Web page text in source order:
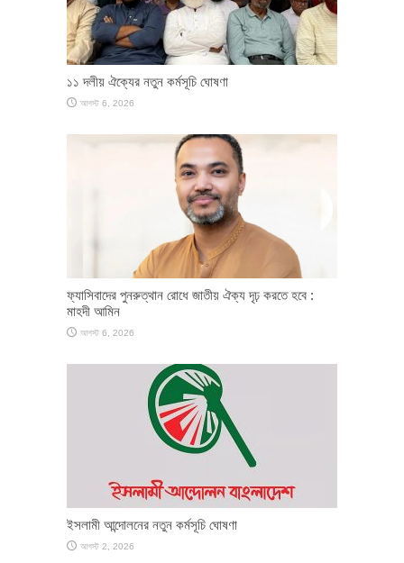
১১ দলীয় ঐক্যের নতুন কর্মসূচি ঘোষণা
আগস্ট 6, 2026
ফ্যাসিবাদের পুনরুত্থান রোধে জাতীয় ঐক্য দৃঢ় করতে হবে :
মাহদী আমিন
আগস্ট 6, 2026
ইসলামী আন্দোলনের নতুন কর্মসূচি ঘোষণা
আগস্ট 2, 2026